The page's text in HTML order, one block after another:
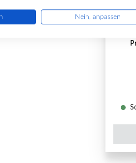
Nein, anpassen